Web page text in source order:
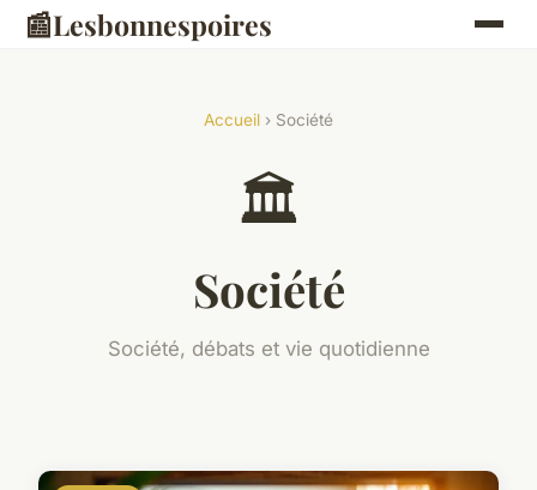
📰Lesbonnespoires
Accueil › Société
🏛️
Société
Société, débats et vie quotidienne